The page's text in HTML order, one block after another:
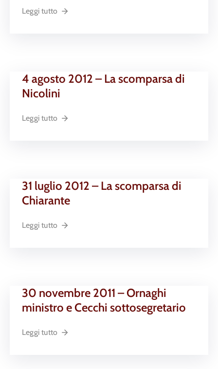
Leggi tutto
4 agosto 2012 – La scomparsa di
Nicolini
Leggi tutto
31 luglio 2012 – La scomparsa di
Chiarante
Leggi tutto
30 novembre 2011 – Ornaghi
ministro e Cecchi sottosegretario
Leggi tutto